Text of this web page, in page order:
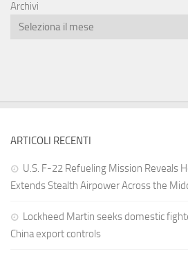
Archivi
ARTICOLI RECENTI
U.S. F-22 Refueling Mission Reveals
Extends Stealth Airpower Across the
Lockheed Martin seeks domestic
China export controls